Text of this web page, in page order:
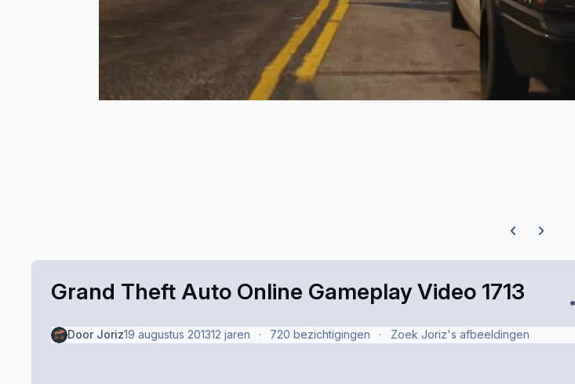
Previous
Next
Grand Theft Auto Online Gameplay Video 1713
Door Joriz19 augustus 201312 jaren 720 bezichtigingen Zoek Joriz's afbeeldingen